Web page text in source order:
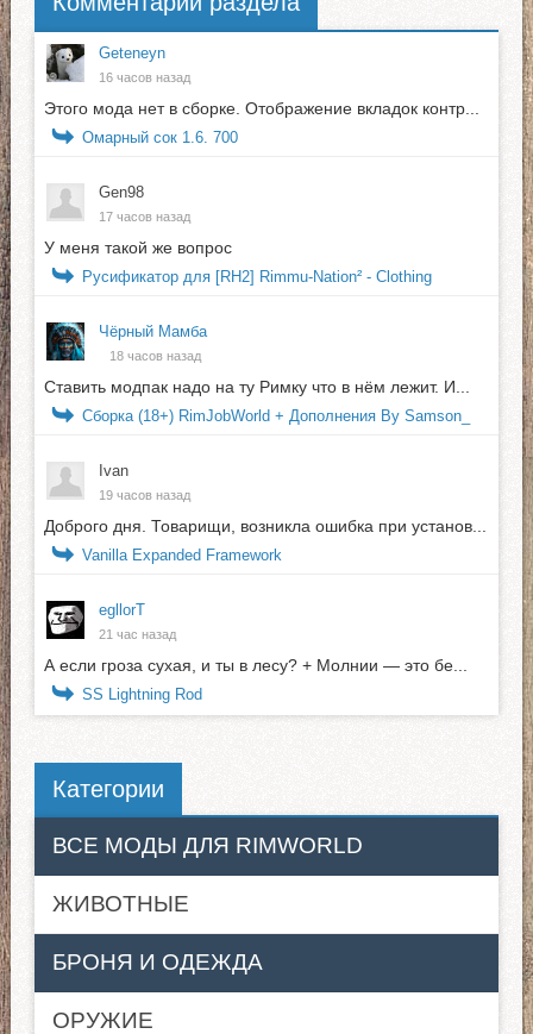
Geteneyn
16 часов назад
Этого мода нет в сборке. Отображение вкладок контр...
Омарный сок 1.6. 700
Gen98
17 часов назад
У меня такой же вопрос
Русификатор для [RH2] Rimmu-Nation² - Clothing
Чёрный Мамба
18 часов назад
Ставить модпак надо на ту Римку что в нём лежит. И...
Сборка (18+) RimJobWorld + Дополнения By Samson_
Ivan
19 часов назад
Доброго дня. Товарищи, возникла ошибка при установ...
Vanilla Expanded Framework
egllorТ
21 час назад
А если гроза сухая, и ты в лесу? + Молнии — это бе...
SS Lightning Rod
Категории
ВСЕ МОДЫ ДЛЯ RIMWORLD
ЖИВОТНЫЕ
БРОНЯ И ОДЕЖДА
ОРУЖИЕ